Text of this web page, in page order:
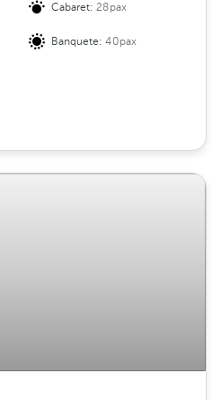
Cabaret:28pax
Banquete:40pax